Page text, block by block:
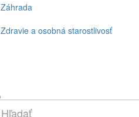
Záhrada
Zdravie a osobná starostlivosť